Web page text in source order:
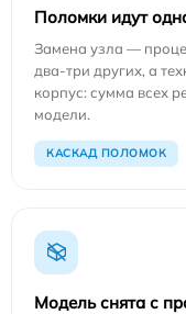
Поломки идут
Замена узла —
два-три других, а
корпус: сумма всех
модели.
КАСКАД ПОЛОМОК
Модель снята с